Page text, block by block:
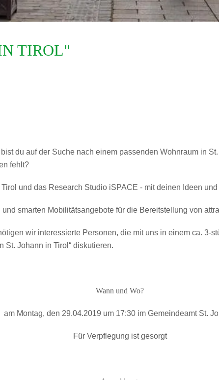
TIROL"
du auf der Suche nach einem passenden Wohnraum in
fehlt?
und das Research Studio iSPACE - mit deinen Ideen
smarten Mobilitätsangebote für die Bereitstellung von
wir interessierte Personen, die mit uns in einem ca. 3-
St. Johann in Tirol“ diskutieren.
Wann und Wo?
am Montag, den 29.04.2019 um 17:30 im Gemeindeamt St.
Für Verpflegung ist gesorgt